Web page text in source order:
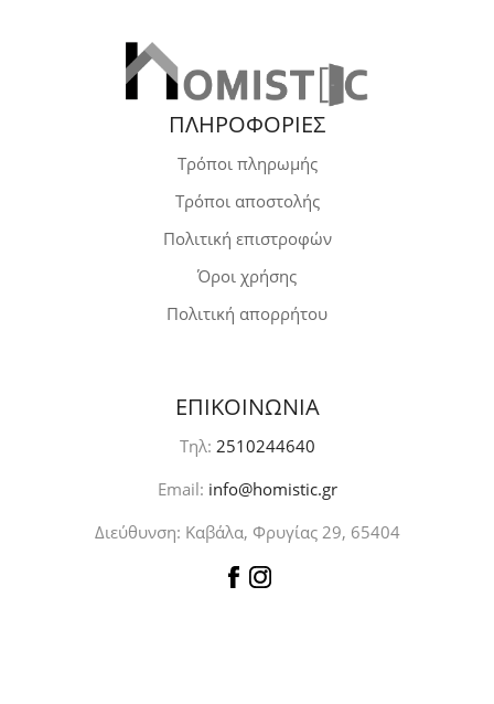
ΠΛΗΡΟΦΟΡΙΕΣ
Τρόποι πληρωμής
Τρόποι αποστολής
Πολιτική επιστροφών
Όροι χρήσης
Πολιτική απορρήτου
ΕΠΙΚΟΙΝΩΝΙΑ
Τηλ: 2510244640
Email: info@homistic.gr
Διεύθυνση: Καβάλα, Φρυγίας 29, 65404